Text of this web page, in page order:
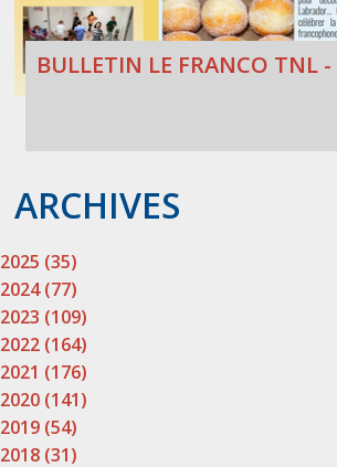
BULLETIN LE FRANCO TNL
ARCHIVES
2025 (35)
2024 (77)
2023 (109)
2022 (164)
2021 (176)
2020 (141)
2019 (54)
2018 (31)